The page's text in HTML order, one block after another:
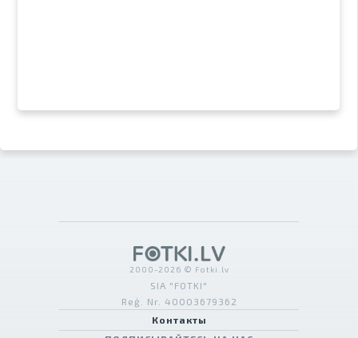
2000-2026 © Fotki.lv
SIA "FOTKI"
Reģ. Nr. 40003679362
Контакты